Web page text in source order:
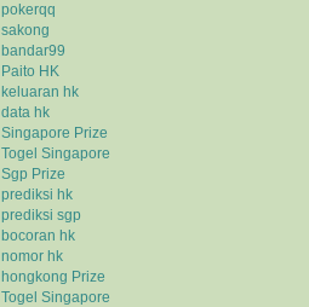
pokerqq
sakong
bandar99
Paito HK
keluaran hk
data hk
Singapore Prize
Togel Singapore
Sgp Prize
prediksi hk
prediksi sgp
bocoran hk
nomor hk
hongkong Prize
Togel Singapore